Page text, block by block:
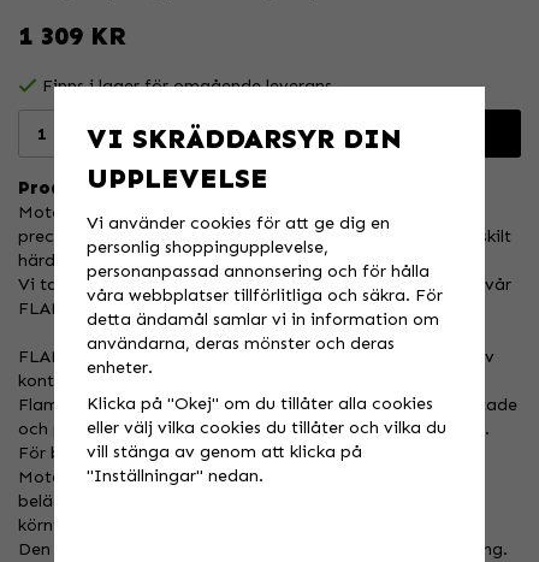
1 309 KR
Finns i lager för omgående leverans
Lägg i varukorgen
Produktbeskrivning:
Moto-Master Flame Fixed Discs tillverkas med högsta
precision och enligt specifika toleranser med hjälp av särskilt
härdat rostfritt stål av premiukvalitet.
Vi tar dock prestanda till nästa nivå genom att integrera vår
FLAME-design i skivan.
FLAME-designen underlättar kylningen och rengöringen av
kontaktytan.
Flame Fixed-skivorna är laserskurna, CNC-maskinbearbetade
och precisionsslipade för perfekt passform och plattighet.
För bästa prestanda rekommenderar vi att du använder
Moto-Master bromsbelägg med den matchande
beläggsammansättningen som passar bäst för din typ av
körning.
Den mest vinnande designen i dagens Motocross GP-racing.
VI SKRÄDDARSYR DIN
UPPLEVELSE
Vi använder cookies för att ge dig en
personlig shoppingupplevelse,
personanpassad annonsering och för hålla
våra webbplatser tillförlitliga och säkra. För
detta ändamål samlar vi in information om
användarna, deras mönster och deras
enheter.
Klicka på "Okej" om du tillåter alla cookies
eller välj vilka cookies du tillåter och vilka du
vill stänga av genom att klicka på
"Inställningar" nedan.